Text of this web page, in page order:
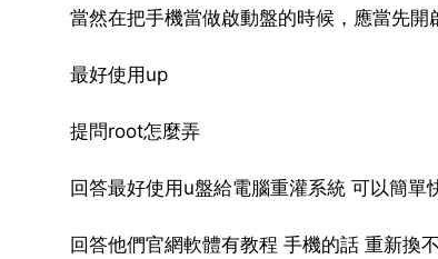
當然在把手機當做啟動盤的時候，應當先開
最好使用up
提問root怎麼弄
回答最好使用u盤給電腦重灌系統 可以簡單
回答他們官網軟體有教程 手機的話 重新換